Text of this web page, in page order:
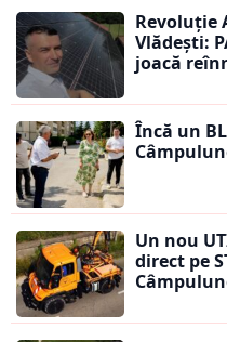
Revoluție
Vlădești:
joacă
Încă un
Un nou
direct pe